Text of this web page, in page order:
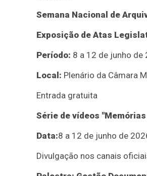
Semana Nacional de
Exposição de Atas
Período: 8 a 12 de junho de
Local: Plenário da Câmara
Entrada gratuita
Série de vídeos
Data:8 a 12 de junho de
Divulgação nos canais